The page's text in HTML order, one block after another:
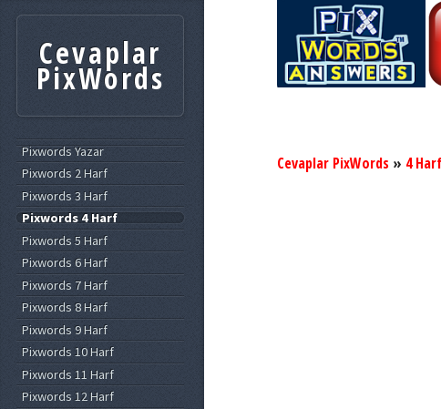
Cevaplar PixWords » 4
Cevaplar
PixWords
Pixwords Yazar
Pixwords 2 Harf
Pixwords 3 Harf
Pixwords 4 Harf
Pixwords 5 Harf
Pixwords 6 Harf
Pixwords 7 Harf
Pixwords 8 Harf
Pixwords 9 Harf
Pixwords 10 Harf
Pixwords 11 Harf
Pixwords 12 Harf